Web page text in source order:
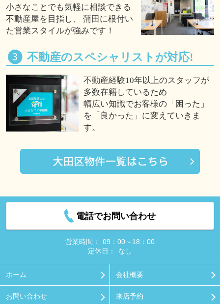
小さなことでも気軽に相談できる
不動産屋を目指し、 蒲田に根付い
た営業スタイルが強みです！
不動産のスペシャリストが対応!
不動産経験10年以上のスタッフが
多数在籍しているため
幅広い知識でお客様の「困った」
を「良かった」に変えていきま
す。
電話でお問い合わせ
営業時間：
09：00～18：00
定休日：
なし
ホーム 会社概要
お問い合わせ 来店予約